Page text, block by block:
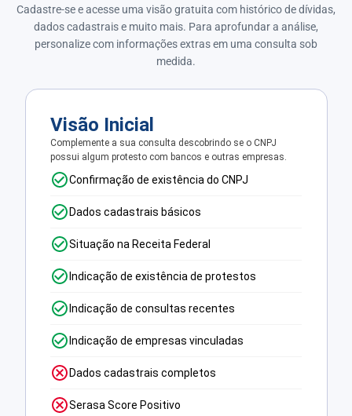
Cadastre-se e acesse uma visão gratuita com histórico de dívidas,
dados cadastrais e muito mais. Para aprofundar a análise,
personalize com informações extras em uma consulta sob
medida.
Visão Inicial
Complemente a sua consulta descobrindo se o CNPJ
possui algum protesto com bancos e outras empresas.
Confirmação de existência do CNPJ
Dados cadastrais básicos
Situação na Receita Federal
Indicação de existência de protestos
Indicação de consultas recentes
Indicação de empresas vinculadas
Dados cadastrais completos
Serasa Score Positivo